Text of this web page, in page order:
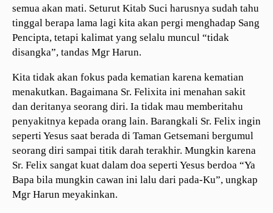
semua akan mati. Seturut Kitab Suci harusnya sudah tahu
tinggal berapa lama lagi kita akan pergi menghadap Sang
Pencipta, tetapi kalimat yang selalu muncul “tidak
disangka”, tandas Mgr Harun.
Kita tidak akan fokus pada kematian karena kematian
menakutkan. Bagaimana Sr. Felixita ini menahan sakit
dan deritanya seorang diri. Ia tidak mau memberitahu
penyakitnya kepada orang lain. Barangkali Sr. Felix ingin
seperti Yesus saat berada di Taman Getsemani bergumul
seorang diri sampai titik darah terakhir. Mungkin karena
Sr. Felix sangat kuat dalam doa seperti Yesus berdoa “Ya
Bapa bila mungkin cawan ini lalu dari pada-Ku”, ungkap
Mgr Harun meyakinkan.